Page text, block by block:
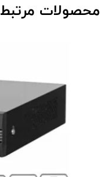
محصولات مرتبط